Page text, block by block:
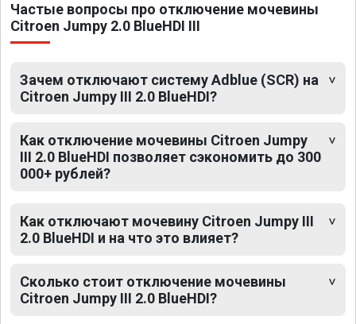
Частые вопросы про отключение мочевины
Citroen Jumpy 2.0 BlueHDI III
Зачем отключают систему Adblue (SCR) на
Citroen Jumpy III 2.0 BlueHDI?
Как отключение мочевины Citroen Jumpy
III 2.0 BlueHDI позволяет сэкономить до 300
000+ рублей?
Как отключают мочевину Citroen Jumpy III
2.0 BlueHDI и на что это влияет?
Сколько стоит отключение мочевины
Citroen Jumpy III 2.0 BlueHDI?